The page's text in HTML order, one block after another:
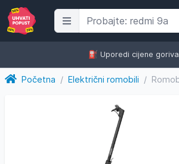
⛽️ Uporedi cijene goriva
Početna / Električni romobili /